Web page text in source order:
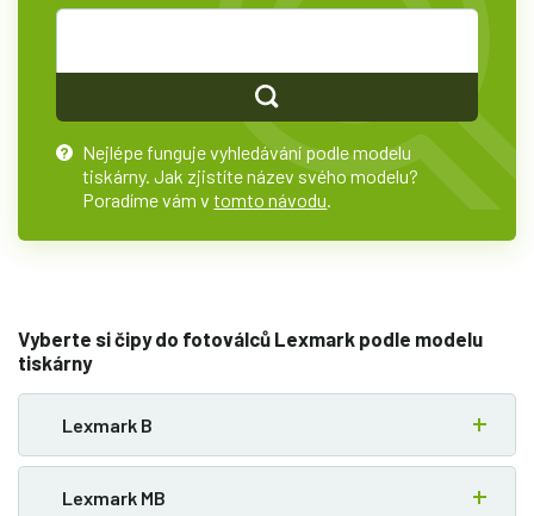
?
Nejlépe funguje vyhledávání podle modelu
tiskárny. Jak zjistíte název svého modelu?
Poradíme vám vtomto návodu
Vyberte si čipy do fotoválců Lexmark podle modelu
tiskárny
Lexmark B
Lexmark MB